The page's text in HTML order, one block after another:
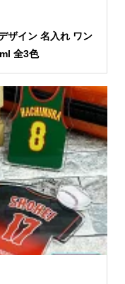
ザイン 名入れ ワン
全3色